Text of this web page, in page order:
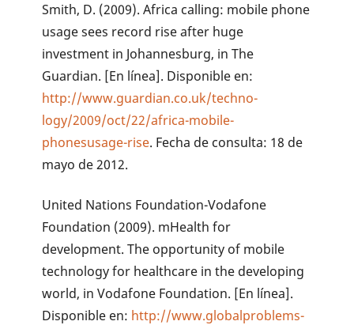
Smith, D. (2009). Africa calling: mobile phone
usage sees record rise after huge
investment in Johannesburg, in The
Guardian. [En línea]. Disponible en:
http://www.guardian.co.uk/techno-
logy/2009/oct/22/africa-mobile-
phonesusage-rise. Fecha de consulta: 18 de
mayo de 2012.
United Nations Foundation-Vodafone
Foundation (2009). mHealth for
development. The opportunity of mobile
technology for healthcare in the developing
world, in Vodafone Foundation. [En línea].
Disponible en: http://www.globalproblems-